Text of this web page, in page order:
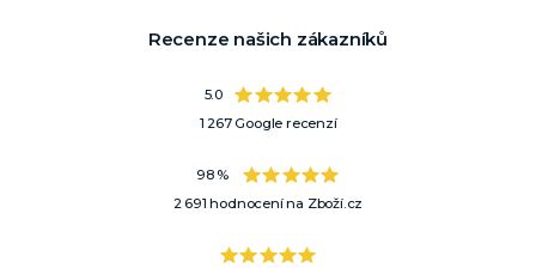
Recenze našich zákazníků
5.0
1 267 Google recenzí
98 %
2 691 hodnocení na Zboží.cz